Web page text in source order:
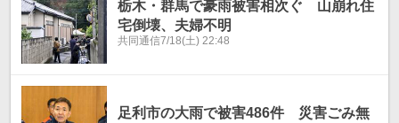
栃木・群馬で豪雨被害相次ぐ 山崩れ住
宅倒壊、夫婦不明
共同通信7/18(土) 22:48
足利市の大雨で被害486件 災害ごみ無